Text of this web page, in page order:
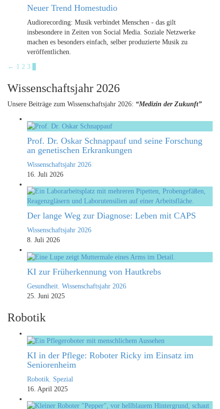
Neuer Trend Homestudio
Audiorecording: Musik verbindet Menschen - das gilt
insbesondere in Zeiten von Social Media. Soziale Netzwerke
machen es besonders einfach, selber produzierte Musik zu
veröffentlichen.
← 1 2 3
Wissenschaftsjahr 2026
Unsere Beiträge zum Wissenschaftsjahr 2026: “Medizin der Zukunft”
Prof. Dr. Oskar Schnappauf und seine Forschung
an genetischen Erkrankungen
Wissenschaftsjahr 2026
16. Juli 2026
Der lange Weg zur Diagnose: Leben mit CAPS
Wissenschaftsjahr 2026
8. Juli 2026
KI zur Früherkennung von Hautkrebs
Gesundheit Wissenschaftsjahr 2026
25. Juni 2025
Robotik
KI in der Pflege: Roboter Ricky im Einsatz im
Seniorenheim
Robotik Spezial
16. April 2025